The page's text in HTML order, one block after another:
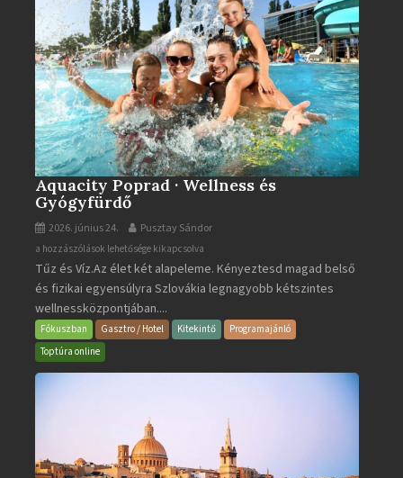
Aquacity Poprad · Wellness és
Gyógyfürdő
2026. június 24. Pusztay Sándor
Aquacity
Poprad
·
Wellness
és
Gyógyfürdő
a hozzászólások lehetősége kikapcsolva
Tűz és Víz.Az élet két alapeleme. Kényeztesd magad belső
és fizikai egyensúlyra Szlovákia legnagyobb kétszintes
wellnessközpontjában....
Fókuszban Gasztro / Hotel Kitekintő
Programajánló
Toptúra online